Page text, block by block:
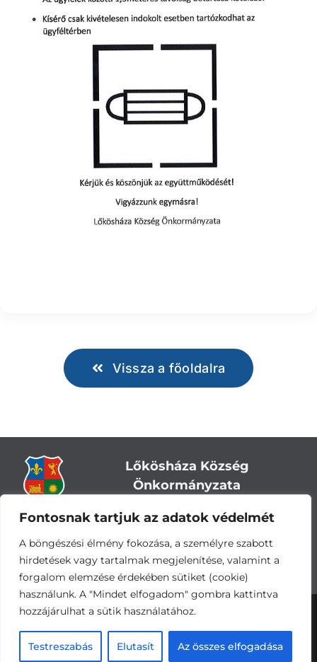
Fontosnak tartjuk az adatok védelmét
A böngészési élmény fokozása, a személyre szabott
hirdetések vagy tartalmak megjelenítése, valamint a
forgalom elemzése érdekében sütiket (cookie)
használunk. A "Mindet elfogadom" gombra kattintva
hozzájárulhat a sütik használatához.
Testreszabás Elutasít Az összes elfogadása
Vissza a főoldalra
Lőkösháza Község
Önkormányzata
Cím:5743 Lőkösháza, Eleki út 28.
Központi telefonszám:+36 66 244-244
E-mail: titkarsag@lokoshaza.hu
Hivatali Kapu: JZO28
Adatvédelemi nyilatkozat•
tájékoztató•Impresszum
Készítette és üzemelteti a CsabaInformatika.NET